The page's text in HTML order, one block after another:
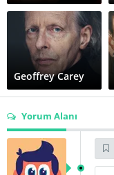
Geoffrey Carey
Patrick Bauchau
Yorum Alanı